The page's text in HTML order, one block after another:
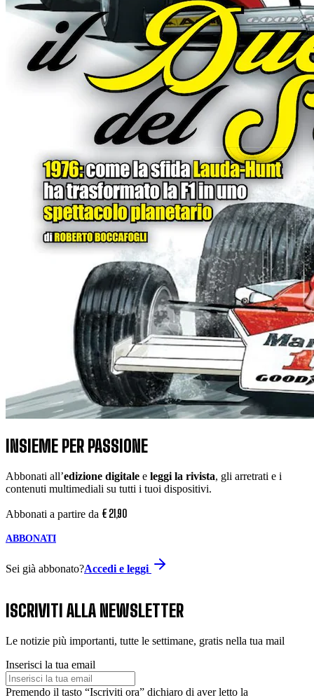
INSIEME PER PASSIONE
Abbonati all’edizione digitale e leggi la rivista, gli arretrati e i
contenuti multimediali su tutti i tuoi dispositivi.
Abbonati a partire da € 21,90
ABBONATI
Sei già abbonato?Accedi e leggi
ISCRIVITI ALLA NEWSLETTER
Le notizie più importanti, tutte le settimane, gratis nella tua mail
Inserisci la tua email
Premendo il tasto “Iscriviti ora” dichiaro di aver letto la